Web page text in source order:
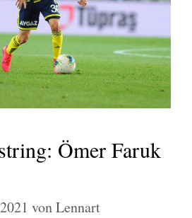
Ömer Faruk
vonLennart